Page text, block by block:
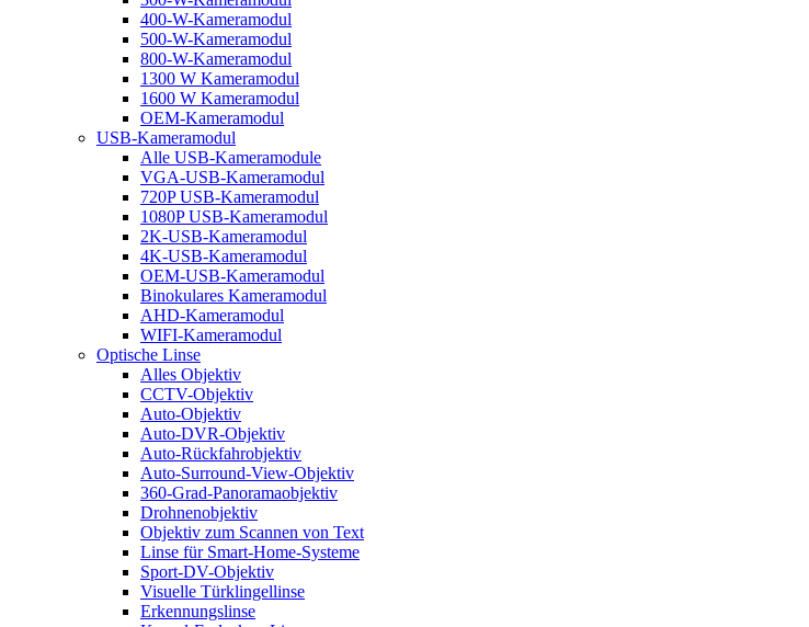
400-W-Kameramodul
500-W-Kameramodul
800-W-Kameramodul
1300 W Kameramodul
1600 W Kameramodul
OEM-Kameramodul
USB-Kameramodul
Alle USB-Kameramodule
VGA-USB-Kameramodul
720P USB-Kameramodul
1080P USB-Kameramodul
2K-USB-Kameramodul
4K-USB-Kameramodul
OEM-USB-Kameramodul
Binokulares Kameramodul
AHD-Kameramodul
WIFI-Kameramodul
Optische Linse
Alles Objektiv
CCTV-Objektiv
Auto-Objektiv
Auto-DVR-Objektiv
Auto-Rückfahrobjektiv
Auto-Surround-View-Objektiv
360-Grad-Panoramaobjektiv
Drohnenobjektiv
Objektiv zum Scannen von Text
Linse für Smart-Home-Systeme
Sport-DV-Objektiv
Visuelle Türklingellinse
Erkennungslinse